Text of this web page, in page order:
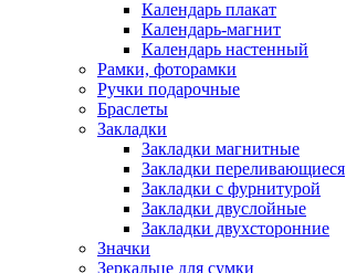
Календарь плакат
Календарь-магнит
Календарь настенный
Рамки, фоторамки
Ручки подарочные
Браслеты
Закладки
Закладки магнитные
Закладки переливающиеся
Закладки с фурнитурой
Закладки двуслойные
Закладки двухсторонние
Значки
Зеркальце для сумки